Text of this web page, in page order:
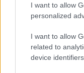
I want to allow
personalized
I want to allow
related to
device